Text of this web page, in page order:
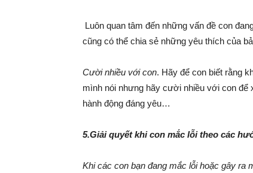
Luôn quan tâm đến những vấn đề con
cũng có thể chia sẻ những yêu thích của
Cười nhiều với con. Hãy để con biết rằng
mình nói nhưng hãy cười nhiều với con để
hành động đáng yêu…
5.Giải quyết khi con mắc lỗi theo các
Khi các con bạn đang mắc lỗi hoặc gây ra